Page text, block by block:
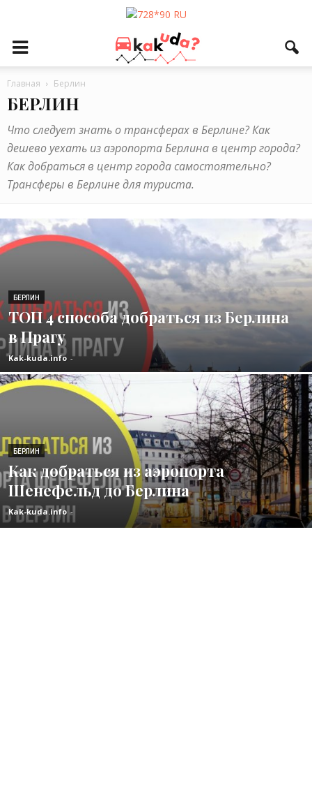
Главная Берлин
БЕРЛИН
Что следует знать о трансферах в Берлине? Как
дешево уехать из аэропорта Берлина в центр города?
Как добраться в центр города самостоятельно?
Трансферы в Берлине для туриста.
БЕРЛИН
ТОП 4 способа добраться из Берлина
в Прагу
Kak-kuda.info -
БЕРЛИН
Как добраться из аэропорта
Шенефельд до Берлина
Kak-kuda.info -